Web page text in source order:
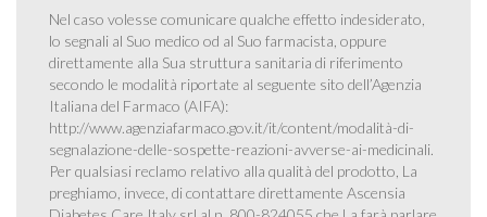
Nel caso volesse comunicare qualche effetto indesiderato,
lo segnali al Suo medico od al Suo farmacista, oppure
direttamente alla Sua struttura sanitaria di riferimento
secondo le modalità riportate al seguente sito dell’Agenzia
Italiana del Farmaco (AIFA):
http://www.agenziafarmaco.gov.it/it/content/modalità-di-
segnalazione-delle-sospette-reazioni-avverse-ai-medicinali.
Per qualsiasi reclamo relativo alla qualità del prodotto, La
preghiamo, invece, di contattare direttamente Ascensia